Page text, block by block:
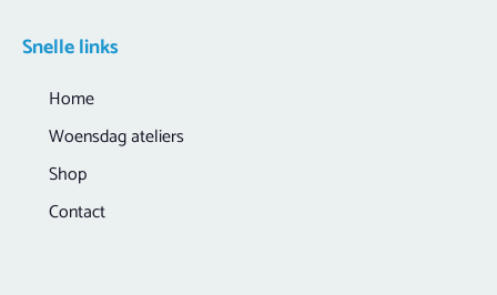
Snelle links
Home
Woensdag ateliers
Shop
Contact